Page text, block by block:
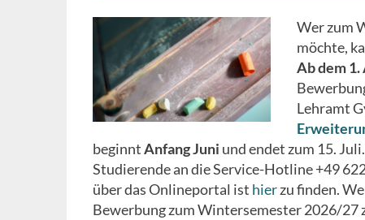
Wer zum
möchte,
Ab dem
Lehramt
beginntAnfang Juni und endet zum 15.
Studierende an die Service-Hotline +49
über das Onlineportal ist hierzu finden.
Bewerbung zum Wintersemester 2026/